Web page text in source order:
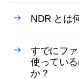
NDR とは
すでにフ
使ってい
か？